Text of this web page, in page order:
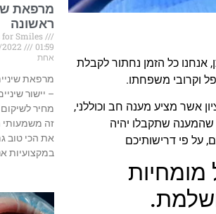
אנחנו כל הזמן נחתור לקבלת
וקרובי משפחתו.
אשר מציע מענה חב וכוללני,
שהמענה שתקבלו יהיה
על פי דרישותיכם
מומחיות
מרפאת
ראשונה
for Smiles
01:59
אחת
מרפאת
– יישור
מחיר
זה משמעותי
את הכי טוב
במקצועיות